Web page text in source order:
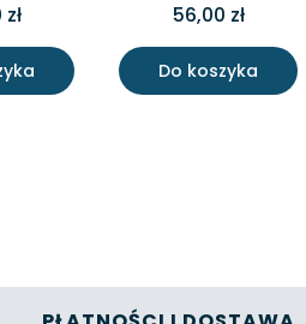
56,00 zł
Do koszyka